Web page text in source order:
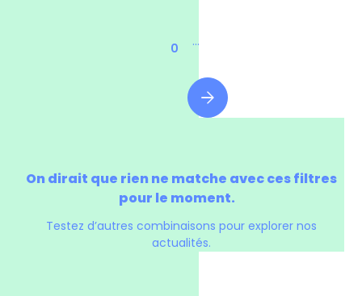
0 ...
On dirait que rien ne matche avec ces filtres
pour le moment.
Testez d’autres combinaisons pour explorer nos
actualités.